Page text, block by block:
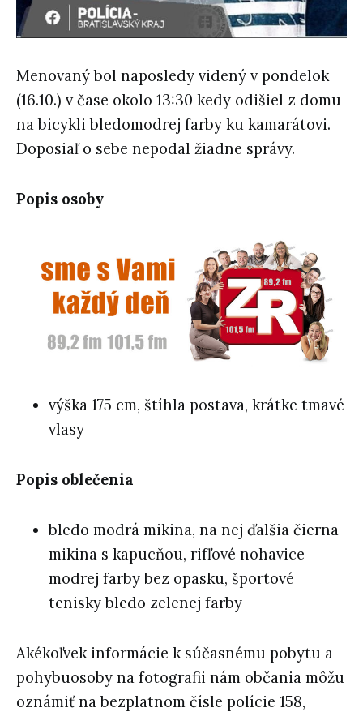
Menovaný bol naposledy videný v pondelok
(16.10.) v čase okolo 13:30 kedy odišiel z domu
na bicykli bledomodrej farby ku kamarátovi.
Doposiaľ o sebe nepodal žiadne správy.
Popis osoby
výška 175 cm, štíhla postava, krátke tmavé
vlasy
Popis oblečenia
bledo modrá mikina, na nej ďalšia čierna
mikina s kapucňou, rifľové nohavice
modrej farby bez opasku, športové
tenisky bledo zelenej farby
Akékoľvek informácie k súčasnému pobytu a
pohybuosoby na fotografii nám občania môžu
oznámiť na bezplatnom čísle polície 158,